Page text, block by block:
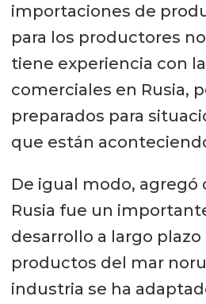
importaciones de
para los productores
tiene experiencia con
comerciales en Rusia,
preparados para
que están
De igual modo, agregó
Rusia fue un
desarrollo a largo plazo
productos del mar
industria se ha